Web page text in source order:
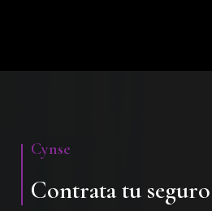
Cynse
Contrata tu seguro